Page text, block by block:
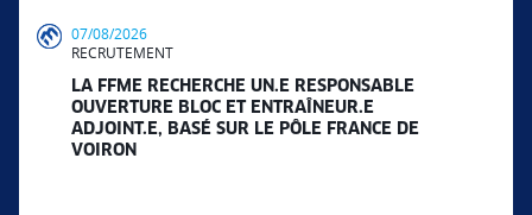
07/08/2026
RECRUTEMENT
LA FFME RECHERCHE UN.E RESPONSABLE
OUVERTURE BLOC ET ENTRAÎNEUR.E
ADJOINT.E, BASÉ SUR LE PÔLE FRANCE DE
VOIRON